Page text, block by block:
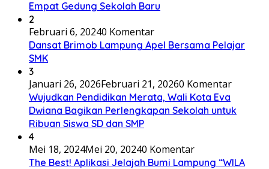
Empat Gedung Sekolah Baru
2
Februari 6, 20240 Komentar
Dansat Brimob Lampung Apel Bersama Pelajar
SMK
3
Januari 26, 2026Februari 21, 20260 Komentar
Wujudkan Pendidikan Merata, Wali Kota Eva
Dwiana Bagikan Perlengkapan Sekolah untuk
Ribuan Siswa SD dan SMP
4
Mei 18, 2024Mei 20, 20240 Komentar
The Best! Aplikasi Jelajah Bumi Lampung “WILA